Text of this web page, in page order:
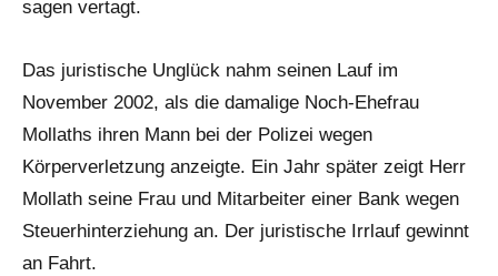
sagen vertagt.
Das juristische Unglück nahm seinen Lauf im
November 2002, als die damalige Noch-Ehefrau
Mollaths ihren Mann bei der Polizei wegen
Körperverletzung anzeigte. Ein Jahr später zeigt Herr
Mollath seine Frau und Mitarbeiter einer Bank wegen
Steuerhinterziehung an. Der juristische Irrlauf gewinnt
an Fahrt.